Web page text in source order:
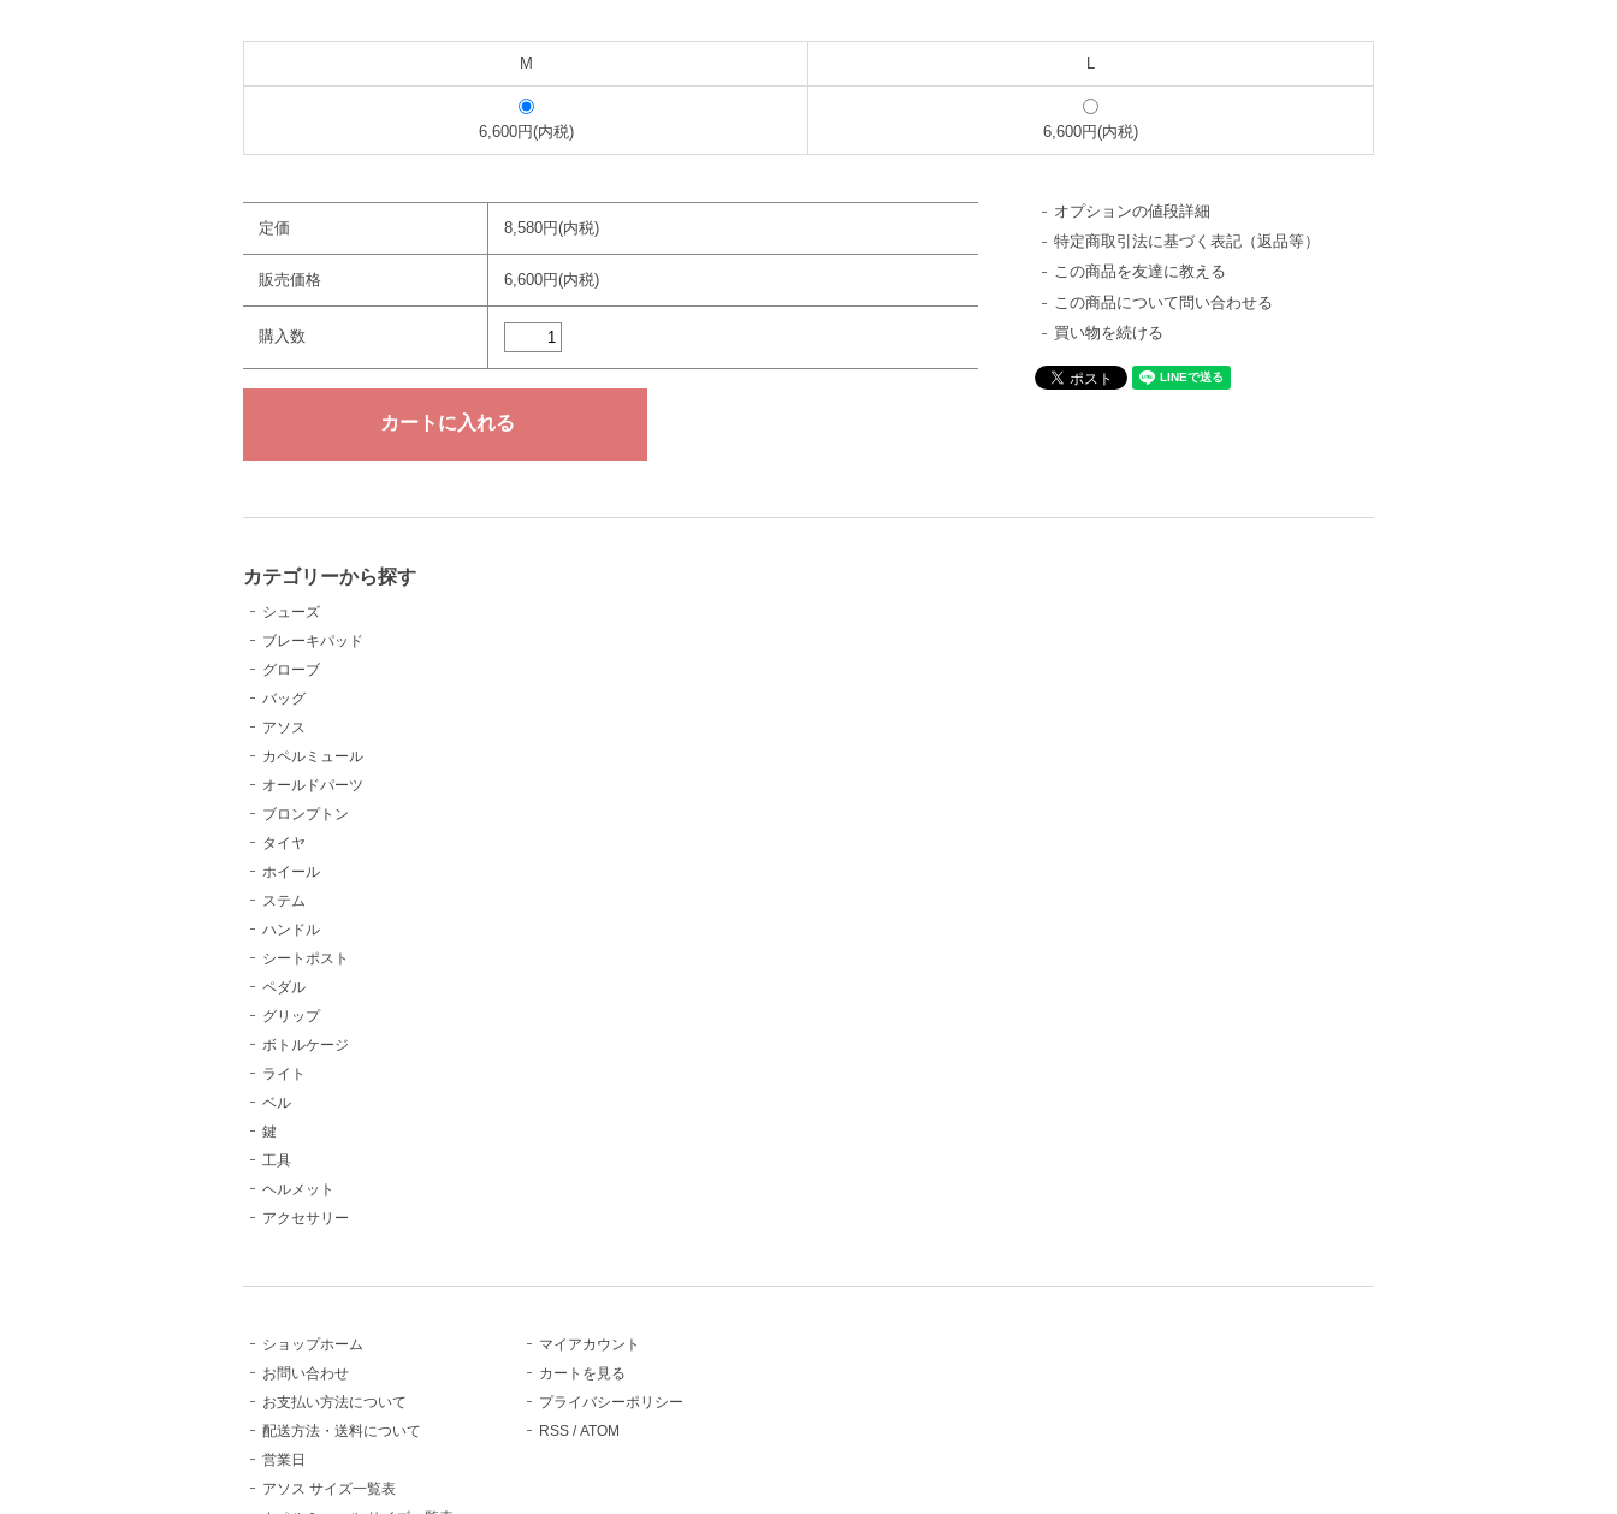
M L
6,600円(内税) 6,600円(内税)
定価 8,580円(内税)
販売価格 6,600円(内税)
購入数
オプションの値段詳細
特定商取引法に基づく表記（返品等）
この商品を友達に教える
この商品について問い合わせる
買い物を続ける
カテゴリーから探す
シューズ
ブレーキパッド
グローブ
バッグ
アソス
カペルミュール
オールドパーツ
ブロンプトン
タイヤ
ホイール
ステム
ハンドル
シートポスト
ペダル
グリップ
ボトルケージ
ライト
ベル
鍵
工具
ヘルメット
アクセサリー
ショップホーム
お問い合わせ
お支払い方法について
配送方法・送料について
営業日
アソス サイズ一覧表
マイアカウント
カートを見る
プライバシーポリシー
RSS /ATOM